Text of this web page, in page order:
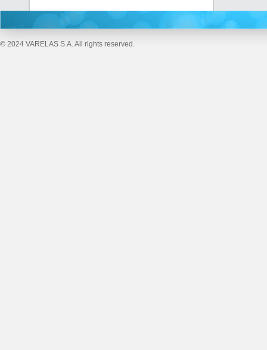
© 2024 VARELAS S.A. All rights reserved.